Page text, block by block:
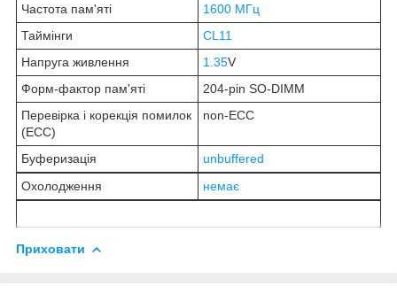
Частота пам'яті
1600 МГц
Таймінги
CL11
Напруга живлення
1.35V
Форм-фактор пам'яті
204-pin SO-DIMM
Перевірка і корекція помилок
(ECC)
non-ECC
Буферизація
unbuffered
Охолодження
немає
Приховати